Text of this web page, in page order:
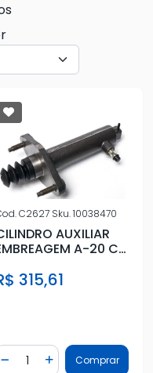
C2627 Sku.10038470
AUXILIAR
A-20 C-
315,61
Diminuir Quantidade
AdicionarComprar